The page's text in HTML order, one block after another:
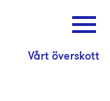
Vårt överskott